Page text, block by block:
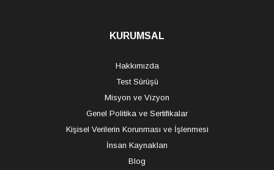
KURUMSAL
Hakkımızda
Test Sürüşü
Misyon ve Vizyon
Genel Politika ve Sertifikalar
Kişisel Verilerin Korunması ve İşlenmesi
İnsan Kaynakları
Blog